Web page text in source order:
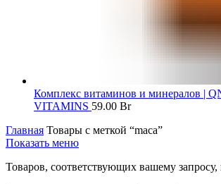
Комплекс витаминов и минералов |
VITAMINS 59.00 Br
Главная Товары с меткой “maca”
Показать меню
Товаров, соответствующих вашему